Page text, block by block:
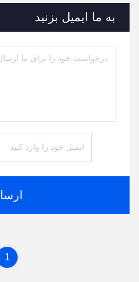
به ما ایمیل بزنید
1